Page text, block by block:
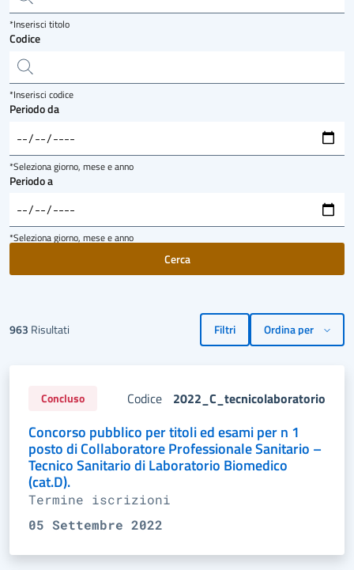
*Inserisci titolo
Codice
*Inserisci codice
Periodo da
*Seleziona giorno, mese e anno
Periodo a
*Seleziona giorno, mese e anno
963 Risultati Filtri
Concluso Codice 2022_C_tecnicolaboratorio
Concorso pubblico per titoli ed esami per n 1
posto di Collaboratore Professionale Sanitario –
Tecnico Sanitario di Laboratorio Biomedico
(cat.D).
Termine iscrizioni
05 Settembre 2022